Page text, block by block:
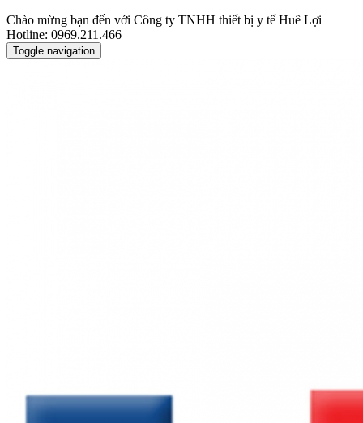
Chào mừng bạn đến với Công ty TNHH thiết bị y tế Huê Lợi
Hotline: 0969.211.466
Toggle navigation